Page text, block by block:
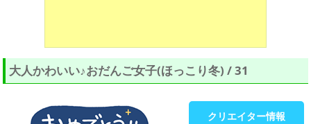
大人かわいい♪おだんご女子(ほっこり冬) / 31
クリエイター情報